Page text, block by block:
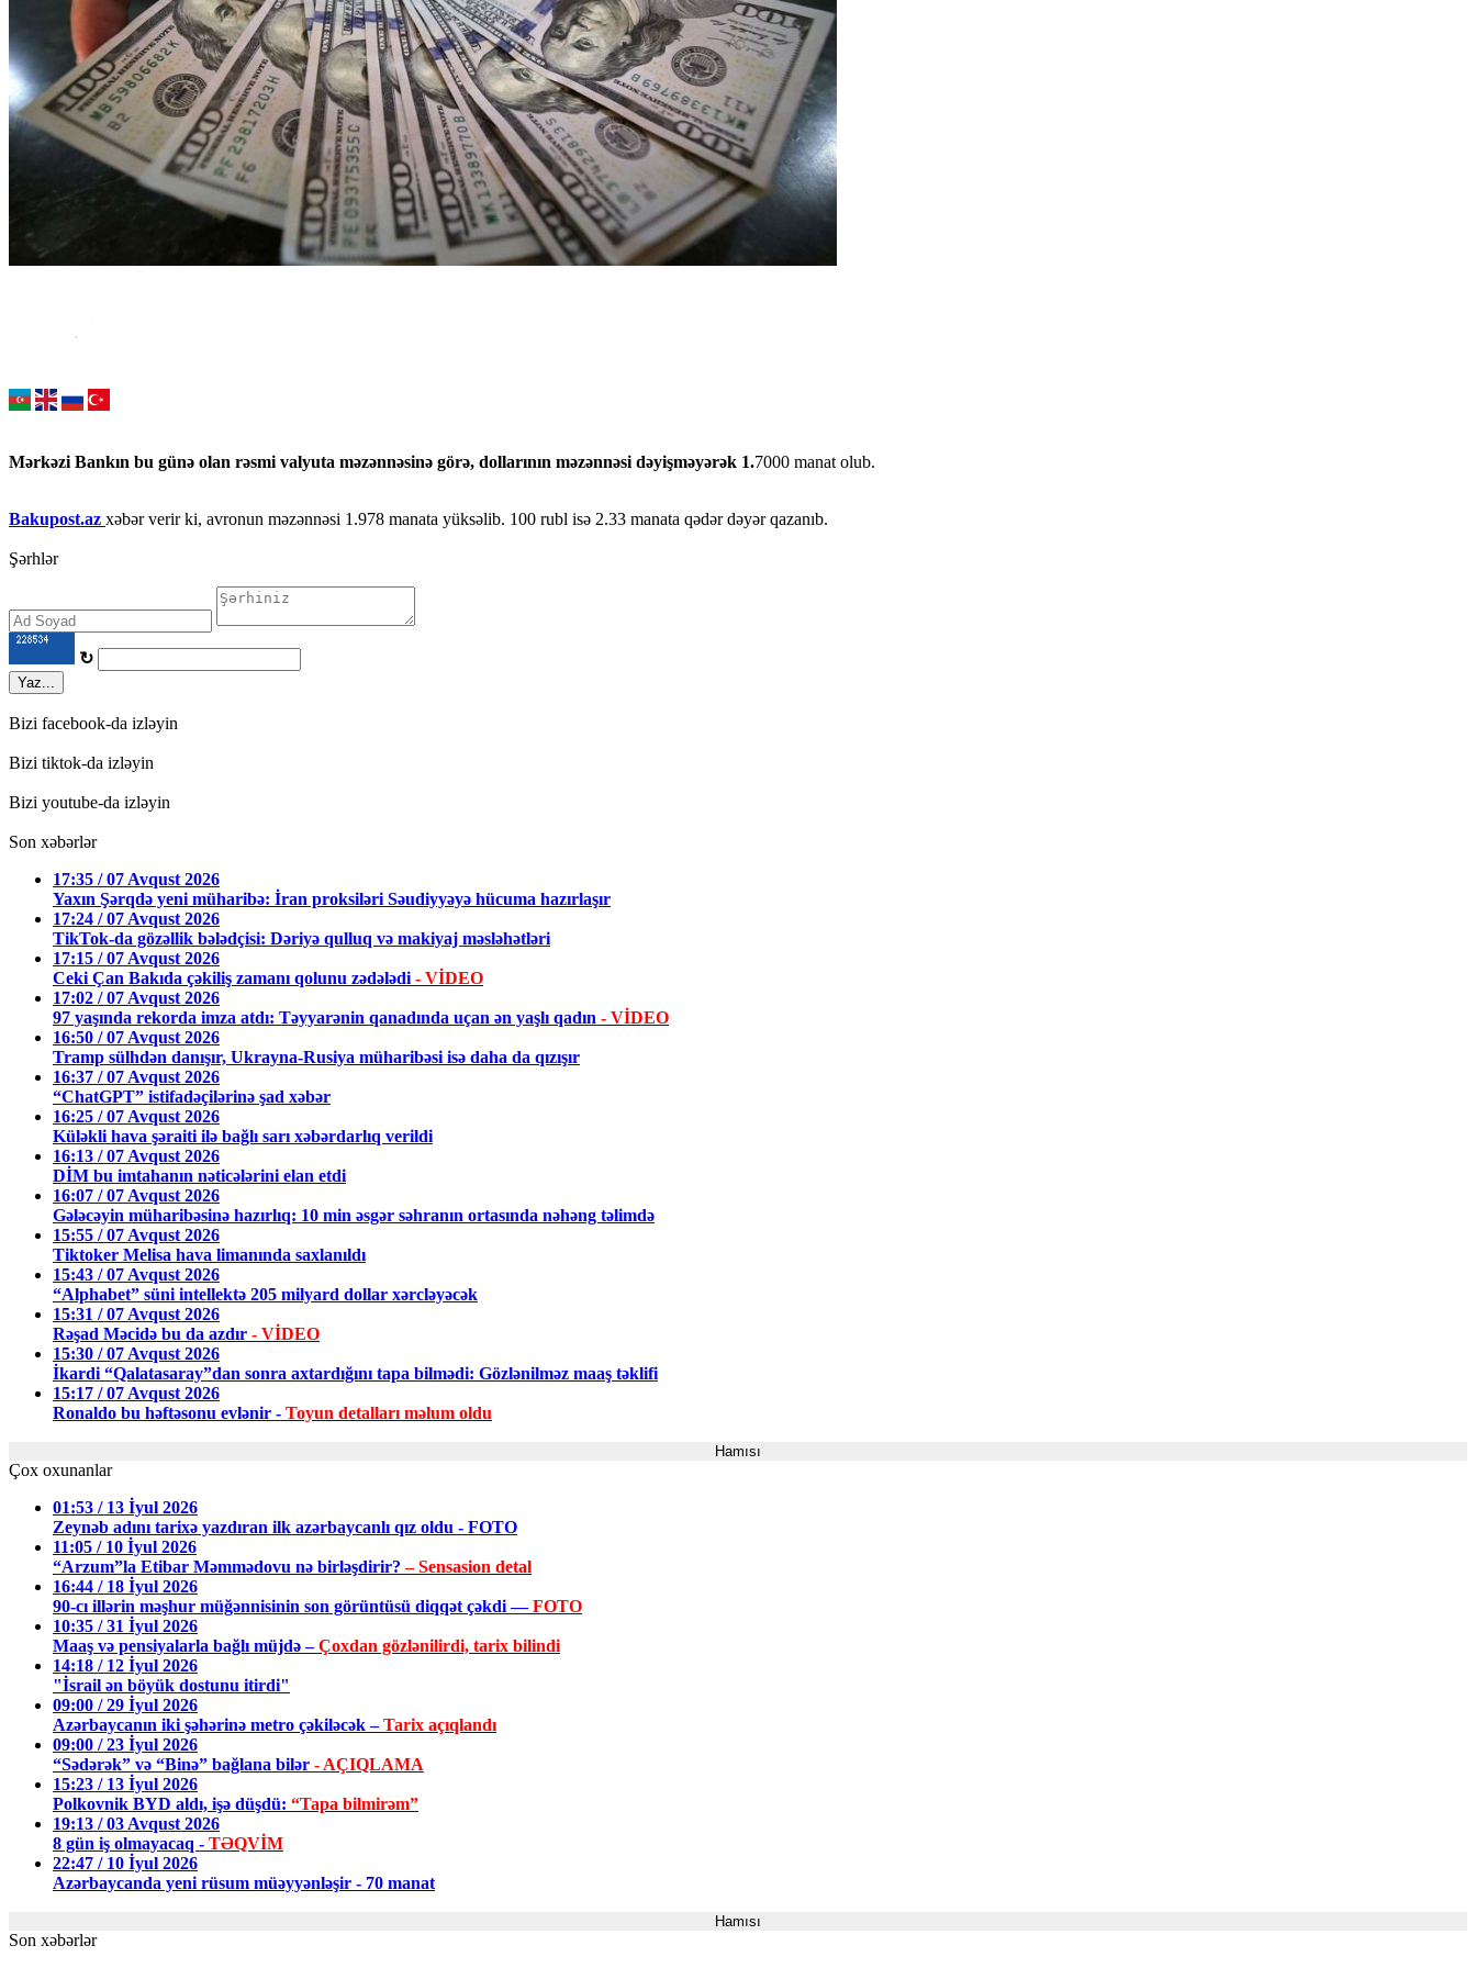
Mərkəzi Bankın bu günə olan rəsmi valyuta məzənnəsinə görə, dollarının məzənnəsi dəyişməyərək 1.7000 manat olub.
Bakupost.az xəbər verir ki, avronun məzənnəsi 1.978 manata yüksəlib. 100 rubl isə 2.33 manata qədər dəyər qazanıb.
Şərhlər
↻
Yaz...
Bizi facebook-da izləyin
Bizi tiktok-da izləyin
Bizi youtube-da izləyin
Son xəbərlər
17:35 / 07 Avqust 2026
Yaxın Şərqdə yeni müharibə: İran proksiləri Səudiyyəyə hücuma hazırlaşır
17:24 / 07 Avqust 2026
TikTok-da gözəllik bələdçisi: Dəriyə qulluq və makiyaj məsləhətləri
17:15 / 07 Avqust 2026
Ceki Çan Bakıda çəkiliş zamanı qolunu zədələdi - VİDEO
17:02 / 07 Avqust 2026
97 yaşında rekorda imza atdı: Təyyarənin qanadında uçan ən yaşlı qadın - VİDEO
16:50 / 07 Avqust 2026
Tramp sülhdən danışır, Ukrayna-Rusiya müharibəsi isə daha da qızışır
16:37 / 07 Avqust 2026
“ChatGPT” istifadəçilərinə şad xəbər
16:25 / 07 Avqust 2026
Küləkli hava şəraiti ilə bağlı sarı xəbərdarlıq verildi
16:13 / 07 Avqust 2026
DİM bu imtahanın nəticələrini elan etdi
16:07 / 07 Avqust 2026
Gələcəyin müharibəsinə hazırlıq: 10 min əsgər səhranın ortasında nəhəng təlimdə
15:55 / 07 Avqust 2026
Tiktoker Melisa hava limanında saxlanıldı
15:43 / 07 Avqust 2026
“Alphabet” süni intellektə 205 milyard dollar xərcləyəcək
15:31 / 07 Avqust 2026
Rəşad Məcidə bu da azdır - VİDEO
15:30 / 07 Avqust 2026
İkardi “Qalatasaray”dan sonra axtardığını tapa bilmədi: Gözlənilməz maaş təklifi
15:17 / 07 Avqust 2026
Ronaldo bu həftəsonu evlənir - Toyun detalları məlum oldu
Hamısı
Çox oxunanlar
01:53 / 13 İyul 2026
Zeynəb adını tarixə yazdıran ilk azərbaycanlı qız oldu - FOTO
11:05 / 10 İyul 2026
“Arzum”la Etibar Məmmədovu nə birləşdirir?– Sensasion detal
16:44 / 18 İyul 2026
90-cı illərin məşhur müğənnisinin son görüntüsü diqqət çəkdi —FOTO
10:35 / 31 İyul 2026
Maaş və pensiyalarla bağlı müjdə –Çoxdan gözlənilirdi, tarix bilindi
14:18 / 12 İyul 2026
"İsrail ən böyük dostunu itirdi"
09:00 / 29 İyul 2026
Azərbaycanın iki şəhərinə metro çəkiləcək –Tarix açıqlandı
09:00 / 23 İyul 2026
“Sədərək” və “Binə” bağlana bilər - AÇIQLAMA
15:23 / 13 İyul 2026
Polkovnik BYD aldı, işə düşdü: “Tapa bilmirəm”
19:13 / 03 Avqust 2026
8 gün iş olmayacaq - TƏQVİM
22:47 / 10 İyul 2026
Azərbaycanda yeni rüsum müəyyənləşir - 70 manat
Hamısı
Son xəbərlər